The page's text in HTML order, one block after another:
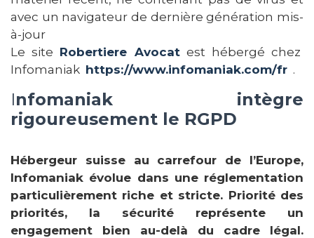
avec un navigateur de dernière génération mis-
à-jour
Le site Robertiere Avocatest hébergé chez
Infomaniak https://www.infomaniak.com/fr .
Infomaniak intègre
rigoureusement le RGPD
Hébergeur suisse au carrefour de l’Europe,
Infomaniak évolue dans une réglementation
particulièrement riche et stricte. Priorité des
priorités, la sécurité représente un
engagement bien au-delà du cadre légal.